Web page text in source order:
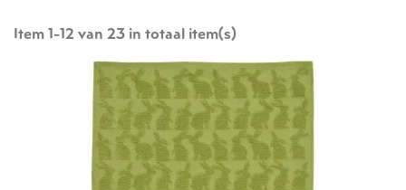
Item 1-12 van 23 in totaal item(s)